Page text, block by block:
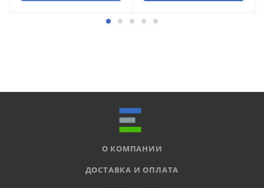
О КОМПАНИИ
ДОСТАВКА И ОПЛАТА